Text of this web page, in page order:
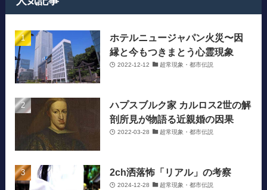
ホテルニュージャパン火災〜因
縁と今もつきまとう心霊現象
2022-12-12 超常現象・都市伝説
ハプスブルク家 カルロス2世の解
剖所見が物語る近親婚の因果
2022-03-28 超常現象・都市伝説
2ch洒落怖「リアル」の考察
2024-12-28 超常現象・都市伝説